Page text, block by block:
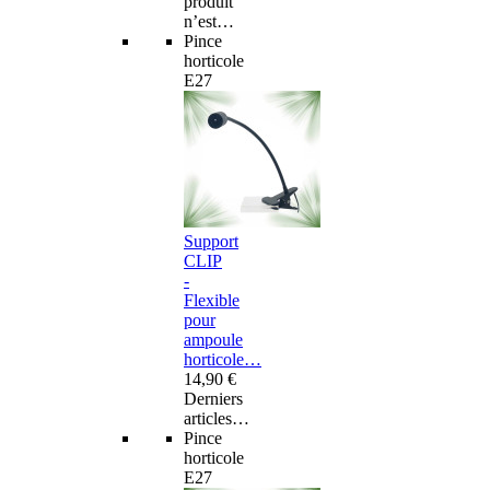
n’est…
Pince
horticole
E27
Support
CLIP
-
Flexible
pour
ampoule
horticole…
14,90 €
Derniers
articles…
Pince
horticole
E27